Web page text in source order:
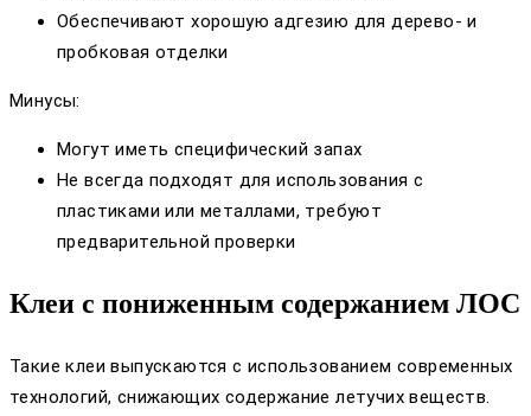
Обеспечивают хорошую адгезию для дерево- и
пробковая отделки
Минусы:
Могут иметь специфический запах
Не всегда подходят для использования с
пластиками или металлами, требуют
предварительной проверки
Клеи с пониженным содержанием ЛОС
Такие клеи выпускаются с использованием современных
технологий, снижающих содержание летучих веществ.